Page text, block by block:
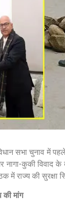
सभा चुनाव में
नागा-कुकी
की सुरक्षा
की मांग